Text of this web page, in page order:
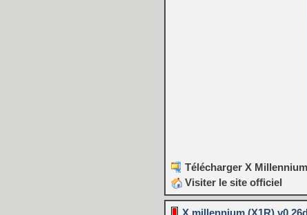
Télécharger X
Visiter le site officiel
X millennium (X1R)